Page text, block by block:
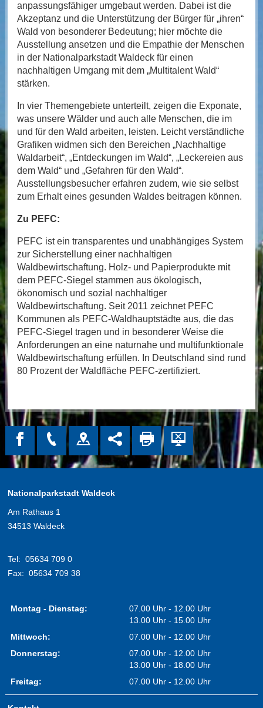
anpassungsfähiger umgebaut werden. Dabei ist die
Akzeptanz und die Unterstützung der Bürger für „ihren“
Wald von besonderer Bedeutung; hier möchte die
Ausstellung ansetzen und die Empathie der Menschen
in der Nationalparkstadt Waldeck für einen
nachhaltigen Umgang mit dem „Multitalent Wald“
stärken.
In vier Themengebiete unterteilt, zeigen die Exponate,
was unsere Wälder und auch alle Menschen, die im
und für den Wald arbeiten, leisten. Leicht verständliche
Grafiken widmen sich den Bereichen „Nachhaltige
Waldarbeit“, „Entdeckungen im Wald“, „Leckereien aus
dem Wald“ und „Gefahren für den Wald“.
Ausstellungsbesucher erfahren zudem, wie sie selbst
zum Erhalt eines gesunden Waldes beitragen können.
Zu PEFC:
PEFC ist ein transparentes und unabhängiges System
zur Sicherstellung einer nachhaltigen
Waldbewirtschaftung. Holz- und Papierprodukte mit
dem PEFC-Siegel stammen aus ökologisch,
ökonomisch und sozial nachhaltiger
Waldbewirtschaftung. Seit 2011 zeichnet PEFC
Kommunen als PEFC-Waldhauptstädte aus, die das
PEFC-Siegel tragen und in besonderer Weise die
Anforderungen an eine naturnahe und multifunktionale
Waldbewirtschaftung erfüllen. In Deutschland sind rund
80 Prozent der Waldfläche PEFC-zertifiziert.
Nationalparkstadt Waldeck
Am Rathaus 1
34513 Waldeck
Tel: 05634 709 0
Fax: 05634 709 38
Montag - Dienstag:
07.00 Uhr - 12.00 Uhr
13.00 Uhr - 15.00 Uhr
Mittwoch:
07.00 Uhr - 12.00 Uhr
Donnerstag:
07.00 Uhr - 12.00 Uhr
13.00 Uhr - 18.00 Uhr
Freitag:
07.00 Uhr - 12.00 Uhr